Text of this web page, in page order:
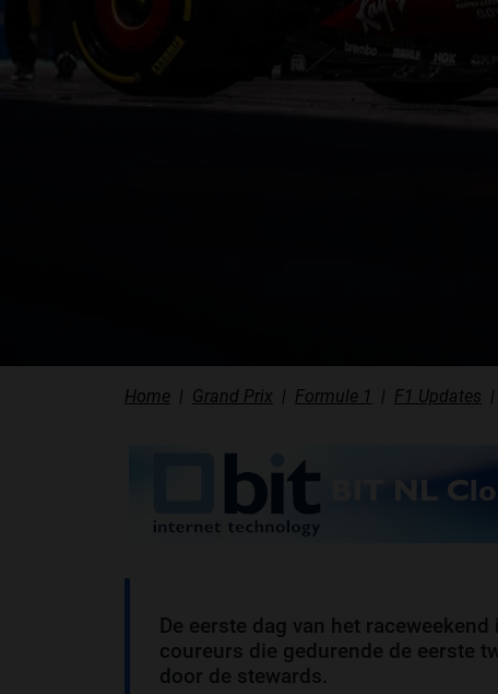
Home Grand Prix Formule 1 F1 Updates
De eerste dag van het
coureurs die gedurende de eerste
door de stewards.